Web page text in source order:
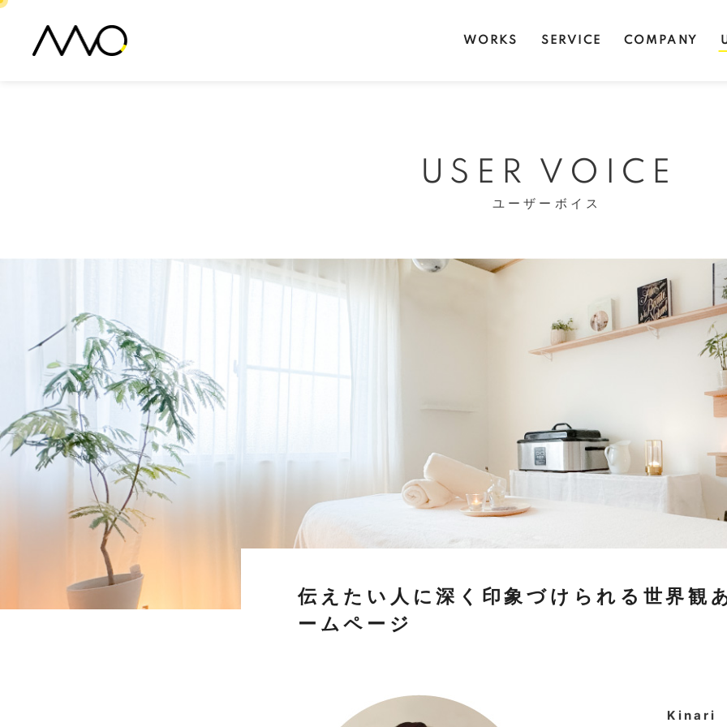
WORKS SERVICE COMPANY
USER VOICE
ユーザーボイス
伝えたい人に深く印象づけられる世界観
ームページ
Kinari